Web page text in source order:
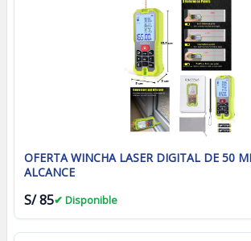
OFERTA WINCHA LASER DIGITAL DE 50
ALCANCE
S/ 85✔ Disponible